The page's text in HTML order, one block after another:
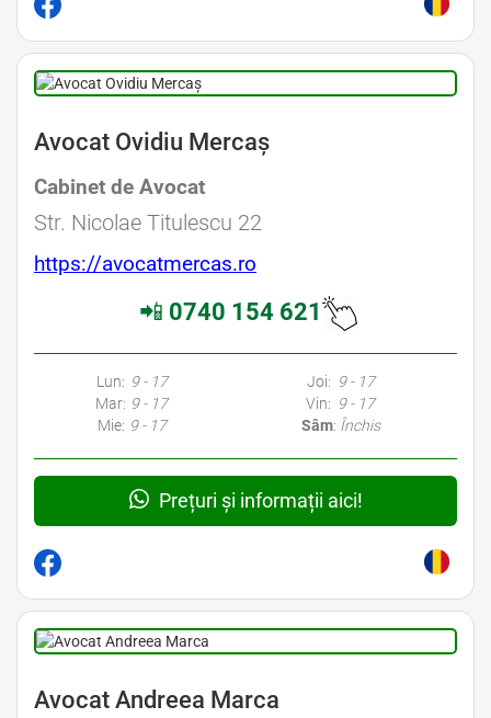
Avocat Ovidiu Mercaș
Cabinet de Avocat
Str. Nicolae Titulescu 22
https://avocatmercas.ro
📲 0740 154 621
Lun: 9 - 17
Mar: 9 - 17
Mie: 9 - 17
Joi: 9 - 17
Vin: 9 - 17
Sâm: Închis
Prețuri și informații aici!
Avocat Andreea Marca